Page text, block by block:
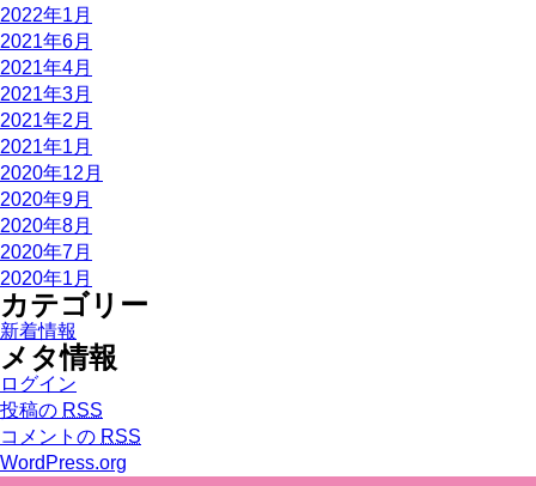
2022年1月
2021年6月
2021年4月
2021年3月
2021年2月
2021年1月
2020年12月
2020年9月
2020年8月
2020年7月
2020年1月
カテゴリー
新着情報
メタ情報
ログイン
投稿の RSS
コメントの RSS
WordPress.org